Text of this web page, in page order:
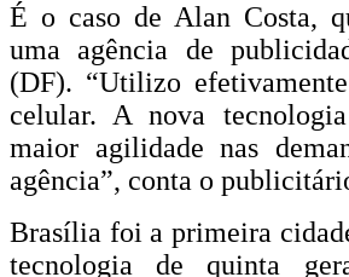
É o caso de Alan Costa,
uma agência de
(DF). “Utilizo
celular. A nova
maior agilidade nas
agência”, conta o
Brasília foi a primeira
tecnologia de quinta